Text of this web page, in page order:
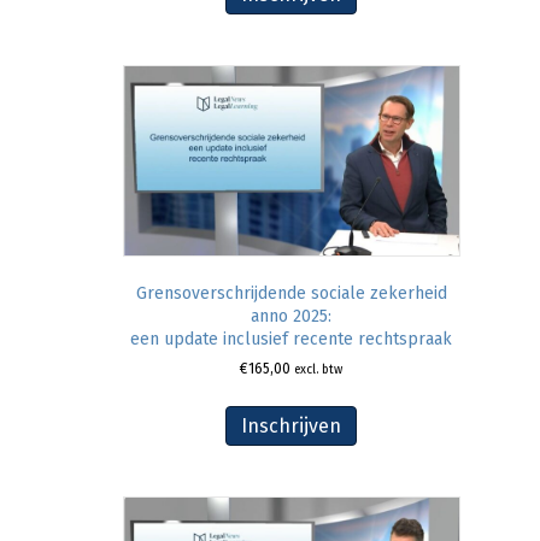
Grensoverschrijdende sociale zekerheid
anno 2025:
een update inclusief recente rechtspraak
€165,00 excl. btw
Inschrijven